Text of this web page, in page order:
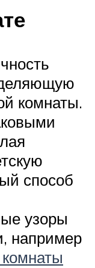
комнаты.
способ
узоры
например